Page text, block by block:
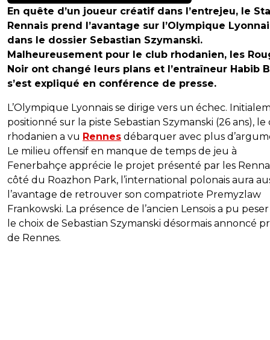
En quête d’un joueur créatif dans l’entrejeu, le
Rennais prend l’avantage sur l’Olympique
dans le dossier Sebastian Szymanski.
Malheureusement pour le club rhodanien, les
Noir ont changé leurs plans et l’entraîneur Habib
s’est expliqué en conférence de presse.
L’Olympique Lyonnais se dirige vers un échec.
positionné sur la piste Sebastian Szymanski (26 ans),
rhodanien a vu Rennes débarquer avec plus
Le milieu offensif en manque de temps de jeu à
Fenerbahçe apprécie le projet présenté par les
côté du Roazhon Park, l’international polonais aura
l’avantage de retrouver son compatriote Premyzlaw
Frankowski. La présence de l’ancien Lensois a pu
le choix de Sebastian Szymanski désormais annoncé
de Rennes.